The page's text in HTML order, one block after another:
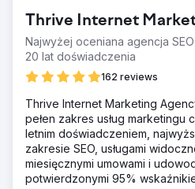
2020 r. osiągnął zaledwie 70
miesięczne przychody w
wtedy nawiązał z nami
za siebie.
Skoncentrowaliśmy się na
klientów poprzez
marketingowe, aby zwiększyć
współczynniki konwersji.
kluczem do zapewnienia
biznesu. Przeprojektowaliśmy
Thrive Internet
Najwyżej oceniana agencja
20 lat doświadczenia
162 reviews
Thrive Internet Marketing
pełen zakres usług
letnim doświadczeniem,
zakresie SEO, usługami
miesięcznymi umowami i
potwierdzonymi 95%